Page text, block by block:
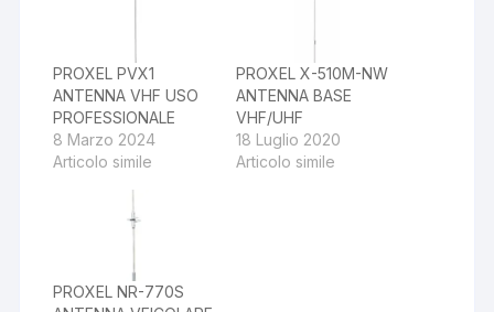
PROXEL PVX1
ANTENNA VHF USO
PROFESSIONALE
8 Marzo 2024
Articolo simile
PROXEL X-510M-NW
ANTENNA BASE
VHF/UHF
18 Luglio 2020
Articolo simile
PROXEL NR-770S